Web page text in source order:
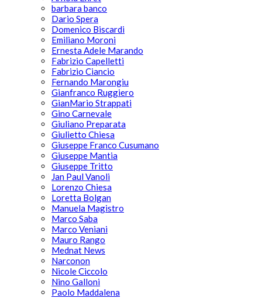
barbara banco
Dario Spera
Domenico Biscardi
Emiliano Moroni
Ernesta Adele Marando
Fabrizio Capelletti
Fabrizio Ciancio
Fernando Marongiu
Gianfranco Ruggiero
GianMario Strappati
Gino Carnevale
Giuliano Preparata
Giulietto Chiesa
Giuseppe Franco Cusumano
Giuseppe Mantia
Giuseppe Tritto
Jan Paul Vanoli
Lorenzo Chiesa
Loretta Bolgan
Manuela Magistro
Marco Saba
Marco Veniani
Mauro Rango
Mednat News
Narconon
Nicole Ciccolo
Nino Galloni
Paolo Maddalena